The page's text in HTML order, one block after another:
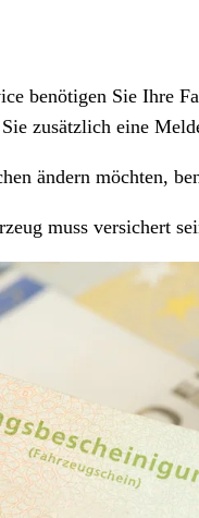
benötigen Sie Ihre
zusätzlich eine
ändern möchten,
muss versichert